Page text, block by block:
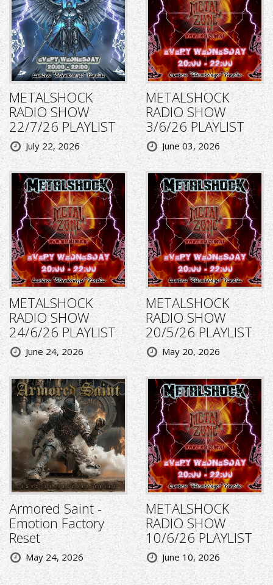
METALSHOCK
RADIO SHOW
22/7/26 PLAYLIST
July 22, 2026
METALSHOCK
RADIO SHOW
3/6/26 PLAYLIST
June 03, 2026
METALSHOCK
RADIO SHOW
24/6/26 PLAYLIST
June 24, 2026
METALSHOCK
RADIO SHOW
20/5/26 PLAYLIST
May 20, 2026
Armored Saint -
Emotion Factory
Reset
May 24, 2026
METALSHOCK
RADIO SHOW
10/6/26 PLAYLIST
June 10, 2026